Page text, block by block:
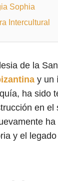
Sophia
Intercultural
de la
y un
ha sido
en
y el